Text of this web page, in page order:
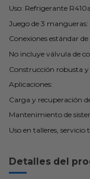
Uso: Refrigerante
Juego de 3
Conexiones estándar
No incluye válvula de
Construcción robusta y
Aplicaciones:
Carga y recuperación
Mantenimiento de
Uso en talleres, servicio
Detalles del